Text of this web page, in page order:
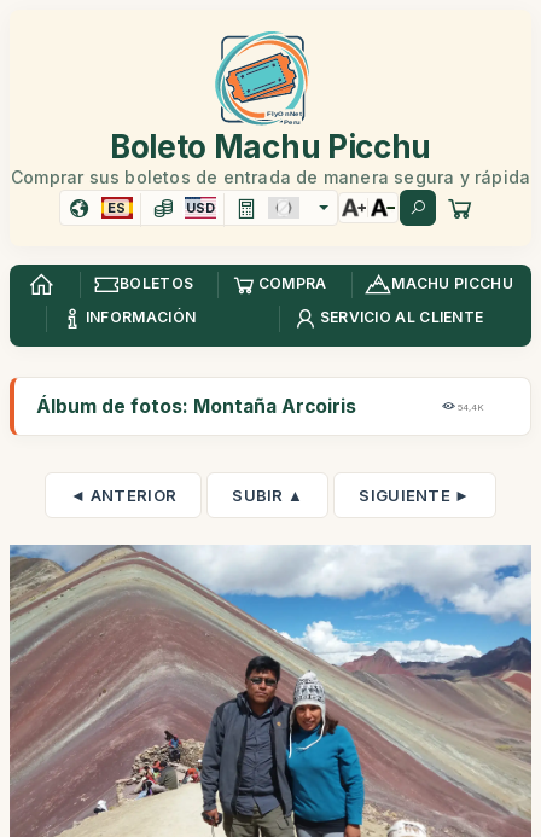
Boleto Machu Picchu
Comprar sus boletos de entrada de manera segura y rápida
ES USD
BOLETOS COMPRA
MACHU PICCHU
INFORMACIÓN
SERVICIO AL CLIENTE
Álbum de fotos: Montaña Arcoiris 54,4K
◄ ANTERIOR SUBIR ▲ SIGUIENTE ►